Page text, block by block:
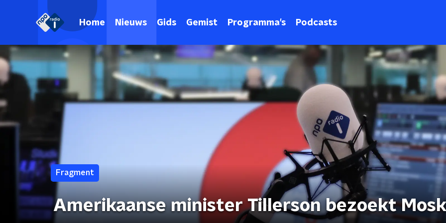
Home Nieuws Gids Gemist Programma's Podcasts
Fragment
Amerikaanse minister Tillerson bezoekt